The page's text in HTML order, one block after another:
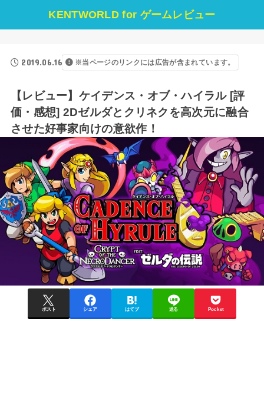
KENTWORLD for ゲームレビュー
2019.06.16 ※当ページのリンクには広告が含まれています。
【レビュー】ケイデンス・オブ・ハイラル [評
価・感想] 2Dゼルダとクリネクを高次元に融合
させた好事家向けの意欲作！
ポスト シェア はてブ 送る Pocket